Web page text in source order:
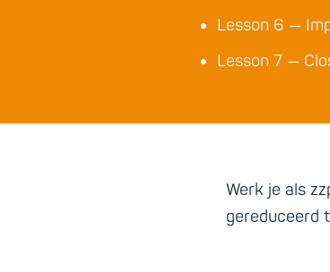
Lesson 6 —
Lesson 7 —
Werk je als
gereduceerd